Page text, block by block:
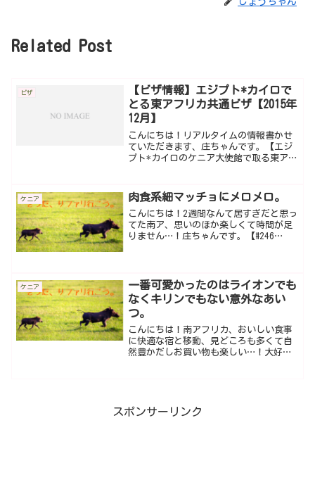
Related Post
ビザ
【ビザ情報】エジプト*カイロで
とる東アフリカ共通ビザ【2015年
12月】
こんにちは！リアルタイムの情報書かせ
ていただきます、庄ちゃんです。【エジ
プト*カイロのケニア大使館で取る東アフ
と。今までは国境でアライバルで取れて
たみたいですが、ケニア
ケニア 肉食系細マッチョにメロメロ。
こんにちは！2週間なんて居すぎだと思っ
てた南ア、思いのほか楽しくて時間が足
りません…！庄ちゃんです。【#246
ケニア
一番可愛かったのはライオンでも
なくキリンでもない意外なあい
つ。
こんにちは！南アフリカ、おいしい食事
に快適な宿と移動、見どころも多くて自
然豊かだしお買い物も楽しい…！大好き
スポンサーリンク